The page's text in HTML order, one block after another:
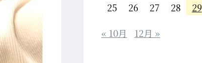
25
26 27 28 29
« 10月
12月 »